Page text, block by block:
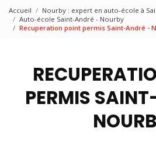
Accueil
Nourby : expert en auto-école à
Auto-école Saint-André - Nourby
Recuperation point permis Saint-André -
PERMIS